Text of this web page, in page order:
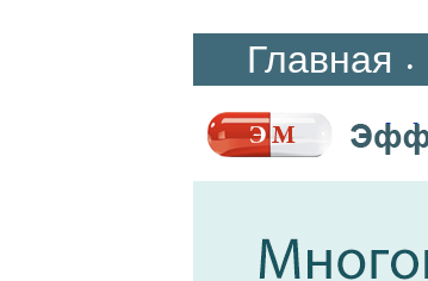
Главная •